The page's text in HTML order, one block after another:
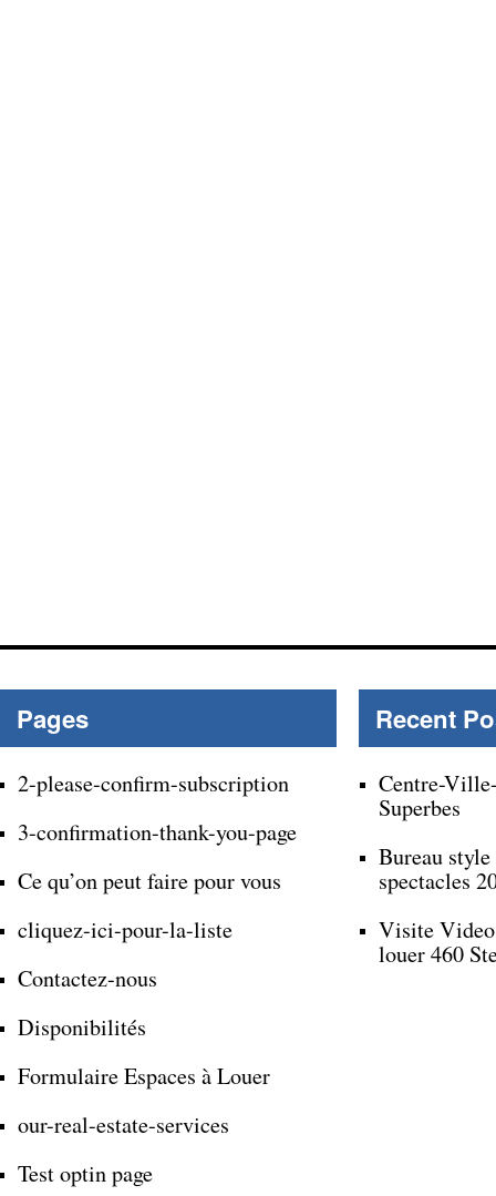
Pages
2-please-confirm-subscription
3-confirmation-thank-you-page
Ce qu’on peut faire pour vous
cliquez-ici-pour-la-liste
Contactez-nous
Disponibilités
Formulaire Espaces à Louer
our-real-estate-services
Test optin page
Recent
Centre-
Superbes
Bureau
spectacles
Visite
louer 460